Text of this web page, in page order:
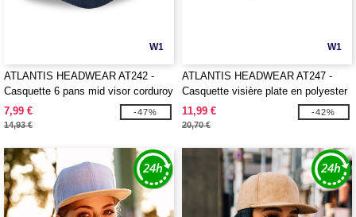
W1
ATLANTIS HEADWEAR AT242 -
Casquette 6 pans mid visor corduroy
recyclé
7,99 €
14,93 €
-47%
W1
ATLANTIS HEADWEAR AT247 -
Casquette visière plate en polyester
recyclé
11,99 €
20,70 €
-42%